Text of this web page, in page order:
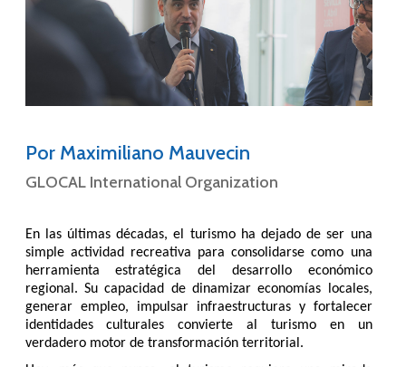
Por Maximiliano Mauvecin
GLOCAL International Organization
En las últimas décadas, el turismo ha dejado de ser una
simple actividad recreativa para consolidarse como una
herramienta estratégica del desarrollo económico
regional. Su capacidad de dinamizar economías locales,
generar empleo, impulsar infraestructuras y fortalecer
identidades culturales convierte al turismo en un
verdadero motor de transformación territorial.